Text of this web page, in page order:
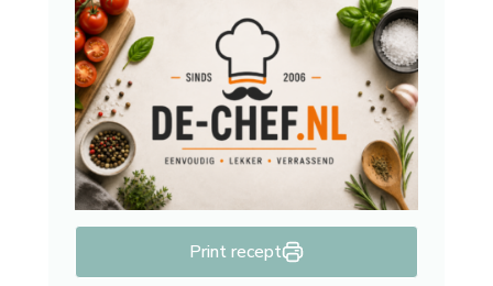
Print recept